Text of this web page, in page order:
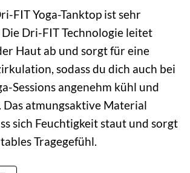
FIT Yoga-Tanktop ist sehr
Dri-FIT Technologie leitet
Haut ab und sorgt für eine
sodass du dich auch bei
Sessions angenehm kühl und
atmungsaktive Material
sich Feuchtigkeit staut und sorgt
Tragegefühl.